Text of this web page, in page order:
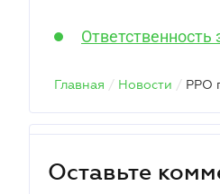
Главная / Новости / РРО
Оставьте